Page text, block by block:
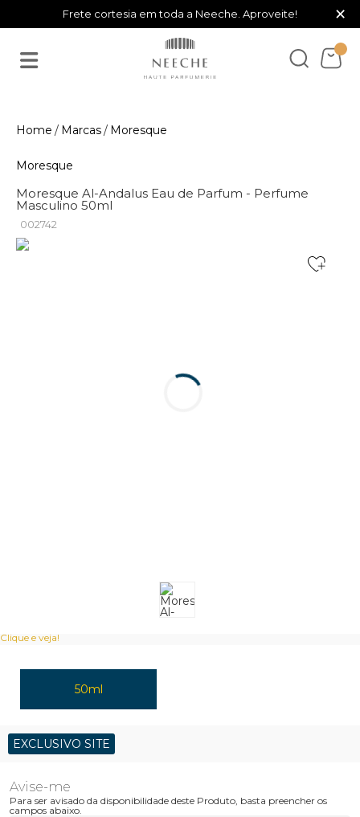
Frete cortesia em toda a Neeche. Aproveite! ×
Marcas Moresque
Moresque
Moresque Al-Andalus Eau de Parfum - Perfume
Masculino 50ml
002742
Clique e veja!
50ml
EXCLUSIVO SITE
Para ser avisado da disponibilidade deste Produto, basta preencher os
campos abaixo.